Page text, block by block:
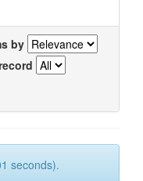
by
seconds).